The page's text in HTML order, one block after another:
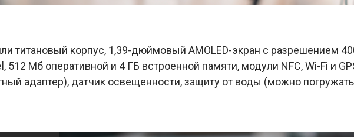
титановый корпус, 1,39-дюймовый AMOLED-экран с разрешением
, 512 Мб оперативной и 4 ГБ встроенной памяти, модули NFC, Wi-Fi и
адаптер), датчик освещенности, защиту от воды (можно